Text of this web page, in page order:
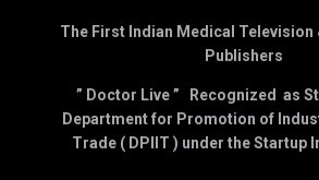
The First Indian Medical Television
Publishers
” Doctor Live ” Recognized as
Department for Promotion of
Trade ( DPIIT ) under the Startup